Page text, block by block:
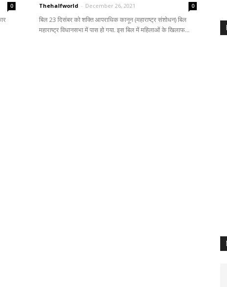
0 Thehalfworld - December 26, 2021 0
बिल 23 दिसंबर को शक्ति आपराधिक कानून (महाराष्ट्र संशोधन) बिल
महाराष्ट्र विधानसभा में पास हो गया. इस बिल में महिलाओं के खिलाफ...